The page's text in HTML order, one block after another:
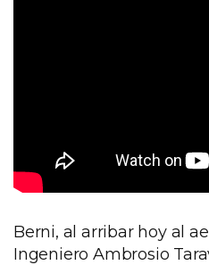
Berni, al arribar hoy al
Ingeniero Ambrosio